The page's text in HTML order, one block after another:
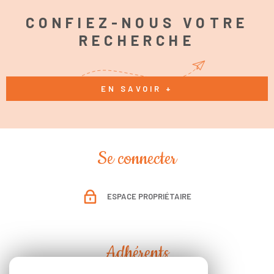
CONFIEZ-NOUS VOTRE
RECHERCHE
EN SAVOIR +
Se connecter
ESPACE PROPRIÉTAIRE
Adhérents